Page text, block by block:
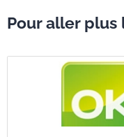
Pour aller plus